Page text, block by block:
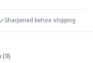
Sharpened before shipping
(0)